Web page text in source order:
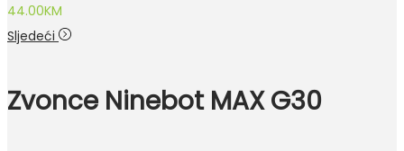
44.00KM
Sljedeći
Zvonce Ninebot MAX G30